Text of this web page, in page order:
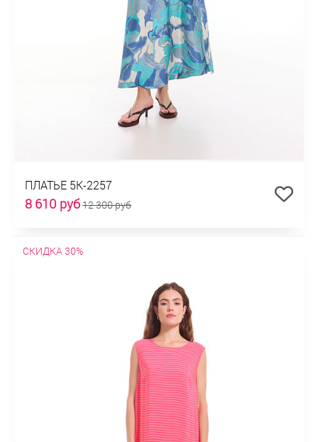
ПЛАТЬЕ 5К-2257
8 610 руб12 300 руб
СКИДКА 30%